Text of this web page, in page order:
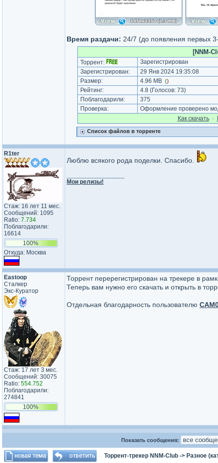
Время раздачи: 24/7 (до появления первых
[NNM-
Торрент:
Зарегистрирован
Зарегистрирован:
29 Янв 2024 19:35:08
Размер:
4.96 MB ()
Рейтинг: 4.8 (Голосов: 73)
Поблагодарили:
375
Проверка:
Оформление проверено
Как cкачать·
Список файлов в торренте
R1ter
Стаж: 16 лет 11 мес.
Сообщений: 1095
Ratio: 7.734
Поблагодарили:
16614
100%
Откуда: Москва
Люблю всякого рода поделки. Спасибо.
Мои релизы!
Eastoop
Сталкер
Экс-Куратор
Стаж: 17 лет 3 мес.
Сообщений: 30075
Ratio: 554.752
Поблагодарили:
274841
100%
Торрент перерегистрирован на трекере в
Теперь вам нужно его скачать и открыть в
Отдельная благодарность пользователю
Показать сообщения:
Торрент-трекер NNM-Club -> Разное